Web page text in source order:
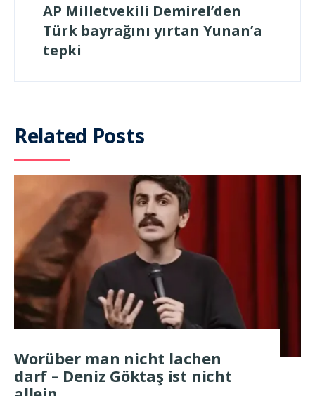
AP Milletvekili Demirel’den
Türk bayrağını yırtan Yunan’a
tepki
Related Posts
Worüber man nicht lachen
darf – Deniz Göktaş ist nicht